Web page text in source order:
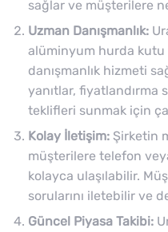
sağlar ve müşterilere
Uzman Danışmanlık:
alüminyum hurda kutu
danışmanlık hizmeti
yanıtlar, fiyatlandırma
teklifleri sunmak için
Kolay İletişim: Şirketin
müşterilere telefon
kolayca ulaşılabilir.
sorularını iletebilir ve
Güncel Piyasa Takibi: